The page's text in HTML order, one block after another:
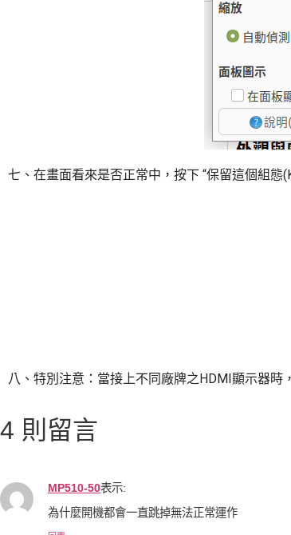
七、在畫面看來是否正常中，按下 “保留這個組態
八、特別注意：當接上不同廠牌之HDMI顯示器時
4 則留言
MP510-50表示:
為什麼開機都會一直跳掉無法正常運作